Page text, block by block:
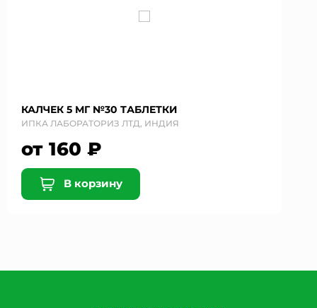
КАЛЧЕК 5 МГ №30 ТАБЛЕТКИ
ИПКА ЛАБОРАТОРИЗ ЛТД, ИНДИЯ
от 160 ₽
В корзину